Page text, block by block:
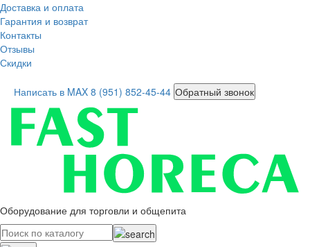
Доставка и оплата
Гарантия и возврат
Контакты
Отзывы
Скидки
Написать в MAX 8 (951) 852-45-44 Обратный звонок
Оборудование для торговли и общепита